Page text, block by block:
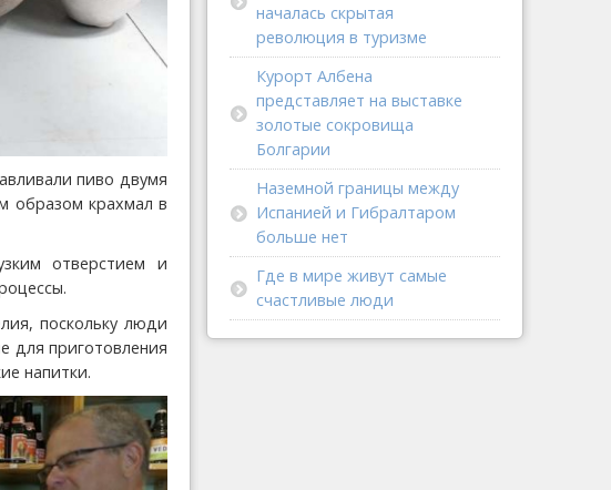
пиво двумя
образом крахмал в
отверстием и
поскольку люди
для приготовления
напитки.
началась скрытая
революция в туризме
Курорт Албена
представляет на выставке
золотые сокровища
Болгарии
Наземной границы между
Испанией и Гибралтаром
больше нет
Где в мире живут самые
счастливые люди